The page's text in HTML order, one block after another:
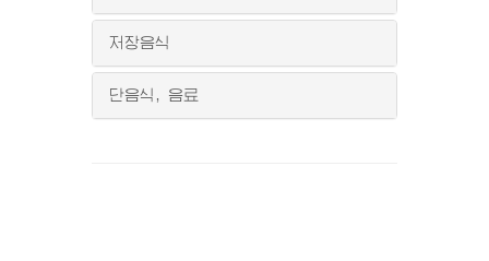
저장음식
단음식, 음료